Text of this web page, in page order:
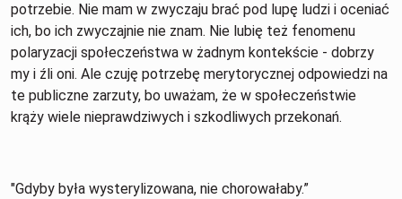
potrzebie. Nie mam w zwyczaju brać pod lupę ludzi i oceniać
ich, bo ich zwyczajnie nie znam. Nie lubię też fenomenu
polaryzacji społeczeństwa w żadnym kontekście - dobrzy
my i źli oni. Ale czuję potrzebę merytorycznej odpowiedzi na
te publiczne zarzuty, bo uważam, że w społeczeństwie
krąży wiele nieprawdziwych i szkodliwych przekonań.
"Gdyby była wysterylizowana, nie chorowałaby.”